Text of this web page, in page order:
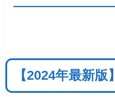
【2024年最新